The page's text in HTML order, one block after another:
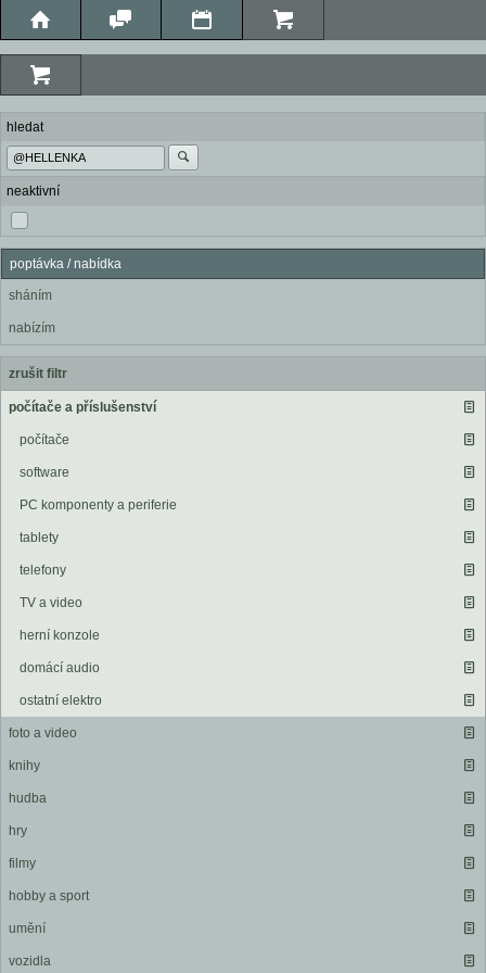
hledat
neaktivní
poptávka / nabídka
sháním
nabízím
zrušit filtr
počítače a příslušenství
počítače
software
PC komponenty a periferie
tablety
telefony
TV a video
herní konzole
domácí audio
ostatní elektro
foto a video
knihy
hudba
hry
filmy
hobby a sport
umění
vozidla